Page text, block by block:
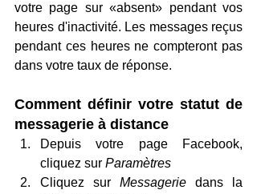
votre page sur «absent» pendant vos
heures d'inactivité. Les messages reçus
pendant ces heures ne compteront pas
dans votre taux de réponse.
Comment définir votre statut de
messagerie à distance
Depuis votre page Facebook,
cliquez sur Paramètres
Cliquez sur Messagerie dans la